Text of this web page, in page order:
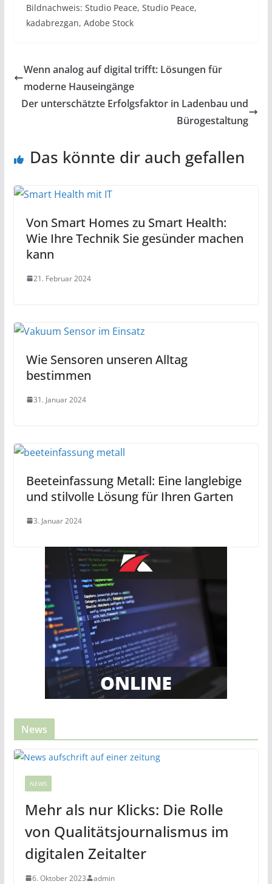
Bildnachweis: Studio Peace, Studio Peace,
kadabrezgan, Adobe Stock
Wenn analog auf digital trifft: Lösungen für
moderne Hauseingänge
Der unterschätzte Erfolgsfaktor in Ladenbau und
Bürogestaltung
Das könnte dir auch gefallen
Von Smart Homes zu Smart Health:
Wie Ihre Technik Sie gesünder machen
kann
21. Februar 2024
Wie Sensoren unseren Alltag
bestimmen
31. Januar 2024
Beeteinfassung Metall: Eine langlebige
und stilvolle Lösung für Ihren Garten
3. Januar 2024
News
NEWS
Mehr als nur Klicks: Die Rolle
von Qualitätsjournalismus im
digitalen Zeitalter
6. Oktober 2023 admin